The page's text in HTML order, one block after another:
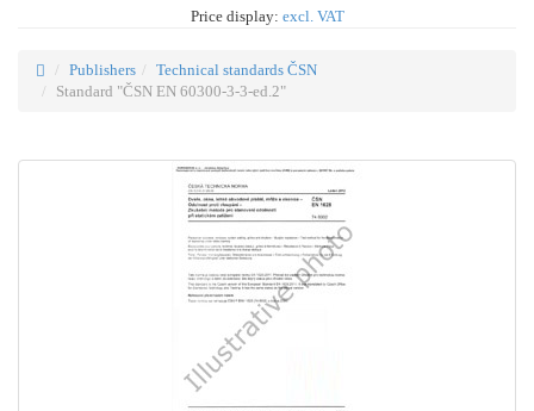
Price display: excl. VAT
Publishers
Technical standards ČSN
Standard "ČSN EN 60300-3-3-ed.2"